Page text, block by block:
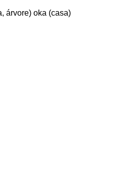
árvore) oka (casa)